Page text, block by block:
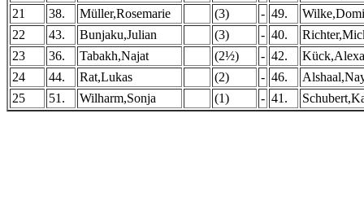
21
38. Müller,Rosemarie (3) - 49.
22
43. Bunjaku,Julian (3) - 40.
23
36. Tabakh,Najat (2½) - 42.
24
44. Rat,Lukas (2) - 46.
25
51. Wilharm,Sonja (1) - 41.